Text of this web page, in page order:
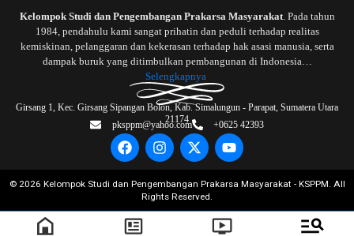
Kelompok Studi dan Pengembangan Prakarsa Masyarakat. Pada tahun
1984, pendahulu kami sangat prihatin dan peduli terhadap realitas
kemiskinan, pelanggaran dan kekerasan terhadap hak asasi manusia, serta
dampak buruk yang ditimbulkan pembangunan di Indonesia…
Selengkapnya
Girsang 1, Kec. Girsang Sipangan Bolon, Kab. Simalungun - Parapat, Sumatera Utara
21174
pksppm@yahoo.com +0625 42393
© 2026 Kelompok Studi dan Pengembangan Prakarsa Masyarakat - KSPPM. All
Rights Reserved.